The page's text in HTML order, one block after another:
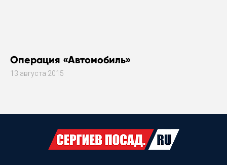
Операция «Автомобиль»
13 августа 2015